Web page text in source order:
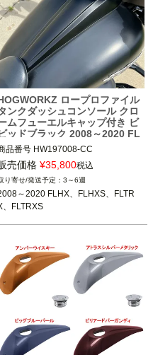
ロープロファイル
ンクダッシュコンソール クロ
ムフューエルキャップ付き ビ
ッドブラック 2008～2020 FL
S、FLTRX/S
品番号 HW197008-CC
～2020 FLHX、FLHXS、FLTR
HogWorkz(ホグワークズ)
売価格 ¥35,800税込
3～6週
～2020 FLHX、FLHXS、FLTR
、FLTRXS